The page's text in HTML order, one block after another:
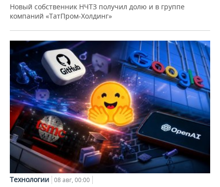
Новый собственник НЧТЗ получил долю и в группе
компаний «ТатПром-Холдинг»
Технологии 08 авг, 00:00